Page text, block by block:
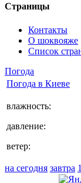
Страницы
Контакты
О шоквояже
Список
Погода
Погода в Киеве
влажность:
давление:
ветер:
на сегодня завтра